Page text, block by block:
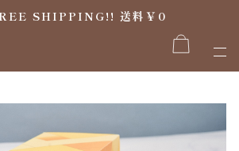
SHIPPING!! 送料￥0